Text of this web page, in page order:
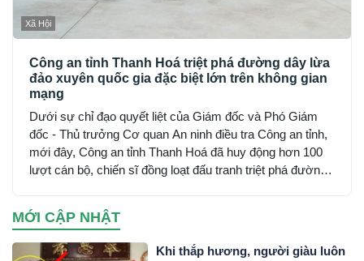
Xã Hội
Công an tỉnh Thanh Hoá triệt phá đường dây lừa
đảo xuyên quốc gia đặc biệt lớn trên không gian
mạng
Dưới sự chỉ đạo quyết liệt của Giám đốc và Phó Giám
đốc - Thủ trưởng Cơ quan An ninh điều tra Công an tỉnh,
mới đây, Công an tỉnh Thanh Hoá đã huy động hơn 100
lượt cán bộ, chiến sĩ đồng loạt đấu tranh triệt phá đường
điện tử lừa đảo chiếm đoạt tài sản trên không gian mạng
xuyên quốc gia do đối tượng Mai Văn Tới, sinh năm 2001
trú tại xã Nga Sơn, tỉnh Thanh Hoá cầm đầu…
MỚI CẬP NHẬT
Khi thắp hương, người giàu luôn